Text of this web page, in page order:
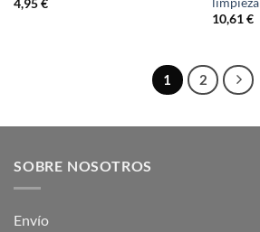
4,95€
10,61€
1 2
SOBRE NOSOTROS
Envío